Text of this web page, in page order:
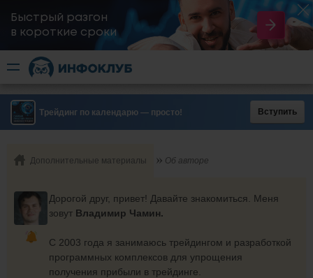
Быстрый разгон
​в короткие сроки
Трейдинг по календарю — просто! Вступить
Дополнительные материалы Об авторе
Дорогой друг, привет! Давайте знакомиться. Меня
зовут Владимир Чамин.
С 2003 года я занимаюсь трейдингом и разработкой
программных комплексов для упрощения
получения прибыли в трейдинге.